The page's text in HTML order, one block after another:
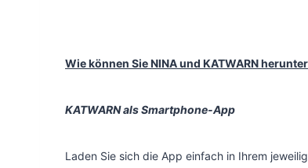
Wie können Sie NINA und KATWARN
KATWARN als Smartphone-App
Laden Sie sich die App einfach in Ihrem